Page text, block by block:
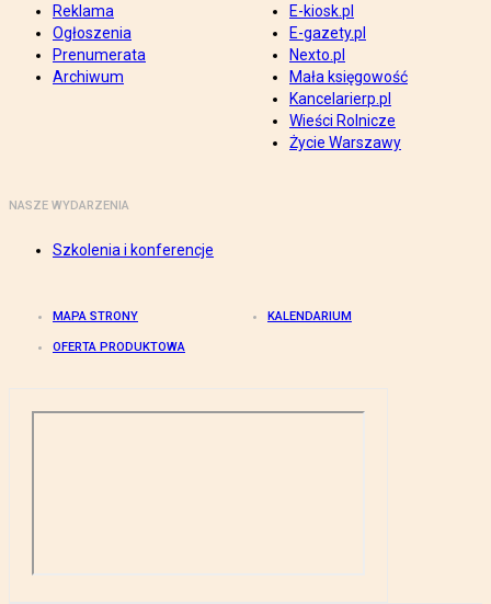
Reklama
Ogłoszenia
Prenumerata
Archiwum
E-kiosk.pl
E-gazety.pl
Nexto.pl
Mała księgowość
Kancelarierp.pl
Wieści Rolnicze
Życie Warszawy
NASZE WYDARZENIA
Szkolenia i konferencje
MAPA STRONY KALENDARIUM
OFERTA PRODUKTOWA